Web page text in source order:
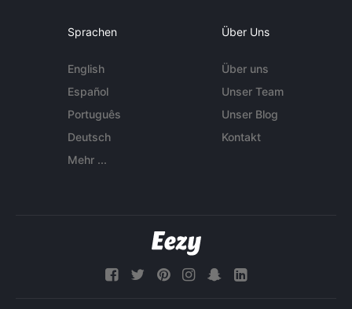
Sprachen
English
Español
Português
Deutsch
Mehr ...
Über Uns
Über uns
Unser Team
Unser Blog
Kontakt